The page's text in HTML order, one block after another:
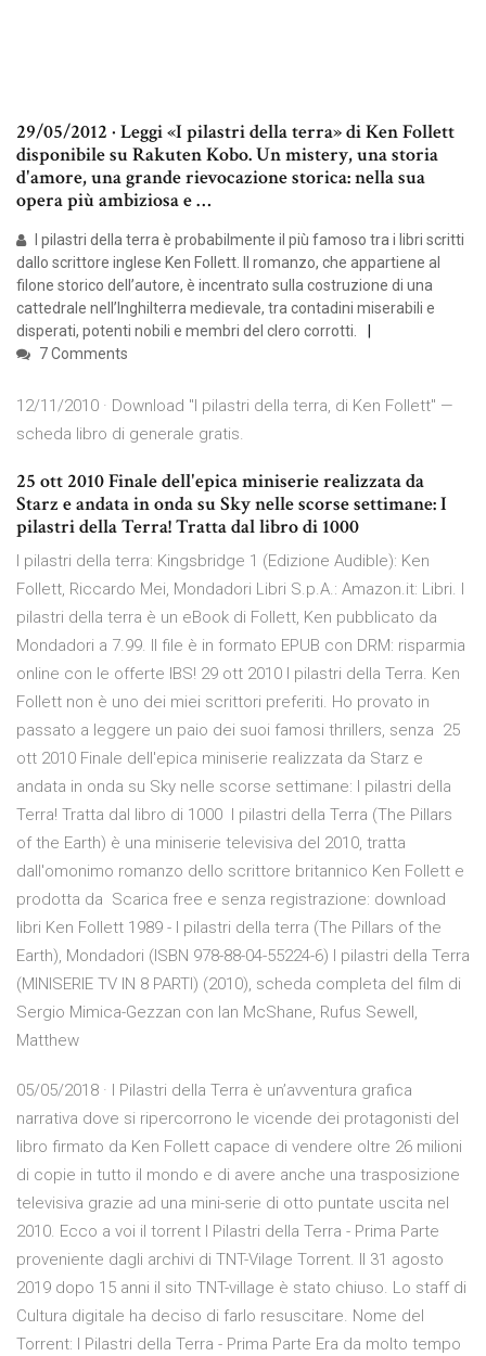
29/05/2012 · Leggi «I pilastri della terra» di Ken Follett
disponibile su Rakuten Kobo. Un mistery, una storia
d'amore, una grande rievocazione storica: nella sua
opera più ambiziosa e …
I pilastri della terra è probabilmente il più famoso tra i libri scritti
dallo scrittore inglese Ken Follett. Il romanzo, che appartiene al
filone storico dell’autore, è incentrato sulla costruzione di una
cattedrale nell’Inghilterra medievale, tra contadini miserabili e
disperati, potenti nobili e membri del clero corrotti.
7 Comments
12/11/2010 · Download "I pilastri della terra, di Ken Follett" —
scheda libro di generale gratis.
25 ott 2010 Finale dell'epica miniserie realizzata da
Starz e andata in onda su Sky nelle scorse settimane: I
pilastri della Terra! Tratta dal libro di 1000
I pilastri della terra: Kingsbridge 1 (Edizione Audible): Ken
Follett, Riccardo Mei, Mondadori Libri S.p.A.: Amazon.it: Libri. I
pilastri della terra è un eBook di Follett, Ken pubblicato da
Mondadori a 7.99. Il file è in formato EPUB con DRM: risparmia
online con le offerte IBS! 29 ott 2010 I pilastri della Terra. Ken
Follett non è uno dei miei scrittori preferiti. Ho provato in
passato a leggere un paio dei suoi famosi thrillers, senza 25
ott 2010 Finale dell'epica miniserie realizzata da Starz e
andata in onda su Sky nelle scorse settimane: I pilastri della
Terra! Tratta dal libro di 1000 I pilastri della Terra (The Pillars
of the Earth) è una miniserie televisiva del 2010, tratta
dall'omonimo romanzo dello scrittore britannico Ken Follett e
prodotta da Scarica free e senza registrazione: download
libri Ken Follett 1989 - I pilastri della terra (The Pillars of the
Earth), Mondadori (ISBN 978-88-04-55224-6) I pilastri della Terra
(MINISERIE TV IN 8 PARTI) (2010), scheda completa del film di
Sergio Mimica-Gezzan con Ian McShane, Rufus Sewell,
Matthew
05/05/2018 · I Pilastri della Terra è un’avventura grafica
narrativa dove si ripercorrono le vicende dei protagonisti del
libro firmato da Ken Follett capace di vendere oltre 26 milioni
di copie in tutto il mondo e di avere anche una trasposizione
televisiva grazie ad una mini-serie di otto puntate uscita nel
2010. Ecco a voi il torrent I Pilastri della Terra - Prima Parte
proveniente dagli archivi di TNT-Vilage Torrent. Il 31 agosto
2019 dopo 15 anni il sito TNT-village è stato chiuso. Lo staff di
Cultura digitale ha deciso di farlo resuscitare. Nome del
Torrent: I Pilastri della Terra - Prima Parte Era da molto tempo